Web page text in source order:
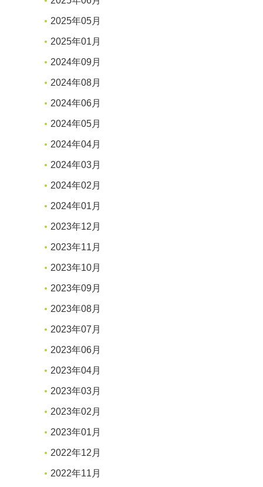
2025年05月
2025年01月
2024年09月
2024年08月
2024年06月
2024年05月
2024年04月
2024年03月
2024年02月
2024年01月
2023年12月
2023年11月
2023年10月
2023年09月
2023年08月
2023年07月
2023年06月
2023年04月
2023年03月
2023年02月
2023年01月
2022年12月
2022年11月